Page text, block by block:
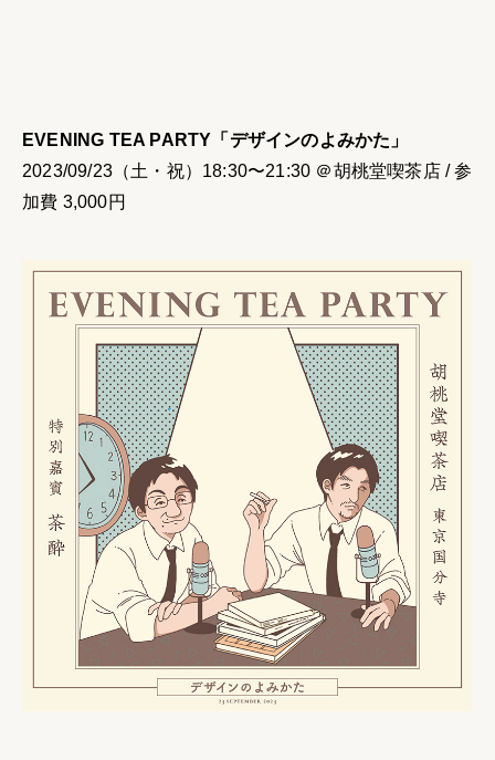
EVENING TEA PARTY「デザインのよみかた」
2023/09/23（土・祝）18:30〜21:30 ＠胡桃堂喫茶店 / 参
加費 3,000円